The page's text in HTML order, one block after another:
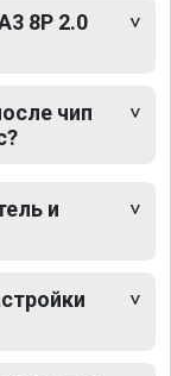
8P 2.0
чип
и